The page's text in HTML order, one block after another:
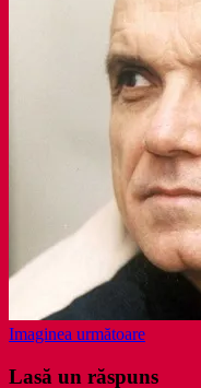
Imaginea următoare
Lasă un răspuns